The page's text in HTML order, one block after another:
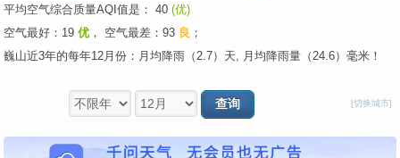
平均空气综合质量AQI值是： 40 (优)
空气最好：19 优 ， 空气最差：93 良 ；
巍山近3年的每年12月份：月均降雨（2.7）天, 月均降雨量（24.6）毫米！
[切换城市]